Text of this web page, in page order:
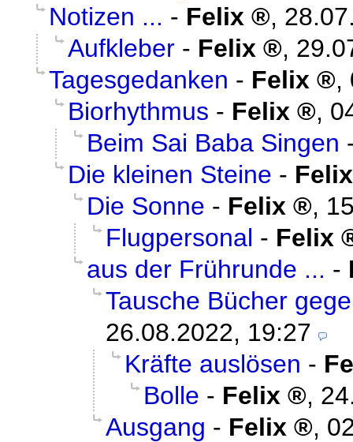
Notizen ... - Felix ,
Aufkleber - Felix ,
Tagesgedanken - Felix ,
Biorhythmus - Felix ,
Beim Sai Baba Singen
Die kleinen Steine - Felix
Die Sonne - Felix ,
Flugpersonal - Felix
aus der Frührunde ... -
Tausche Bücher
26.08.2022, 19:27
Kräfte auslösen -
Bolle - Felix ,
Ausgang - Felix ,